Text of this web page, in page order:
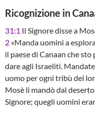
Ricognizione in
31:1 Il Signore disse a
2 «Manda uomini a
il paese di Canaan che sto
dare agli Israeliti.
uomo per ogni tribù dei
Mosè li mandò dal
Signore; quegli uomini